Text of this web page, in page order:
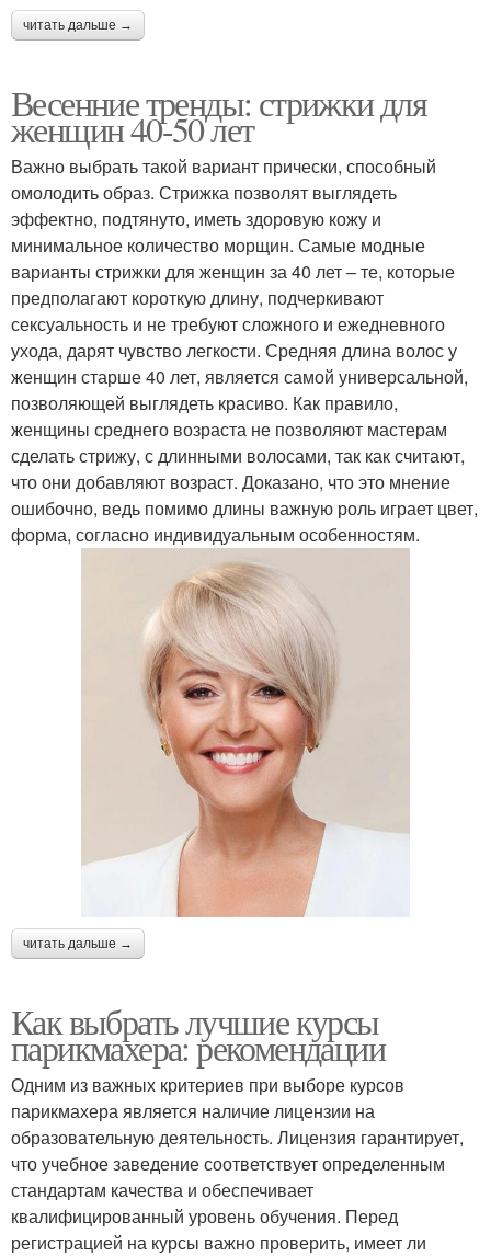
читать дальше →
Весенние тренды: стрижки для
женщин 40-50 лет
Важно выбрать такой вариант прически, способный
омолодить образ. Стрижка позволят выглядеть
эффектно, подтянуто, иметь здоровую кожу и
минимальное количество морщин. Самые модные
варианты стрижки для женщин за 40 лет – те, которые
предполагают короткую длину, подчеркивают
сексуальность и не требуют сложного и ежедневного
ухода, дарят чувство легкости. Средняя длина волос у
женщин старше 40 лет, является самой универсальной,
позволяющей выглядеть красиво. Как правило,
женщины среднего возраста не позволяют мастерам
сделать стрижу, с длинными волосами, так как считают,
что они добавляют возраст. Доказано, что это мнение
ошибочно, ведь помимо длины важную роль играет цвет,
форма, согласно индивидуальным особенностям.
читать дальше →
Как выбрать лучшие курсы
парикмахера: рекомендации
Одним из важных критериев при выборе курсов
парикмахера является наличие лицензии на
образовательную деятельность. Лицензия гарантирует,
что учебное заведение соответствует определенным
стандартам качества и обеспечивает
квалифицированный уровень обучения. Перед
регистрацией на курсы важно проверить, имеет ли